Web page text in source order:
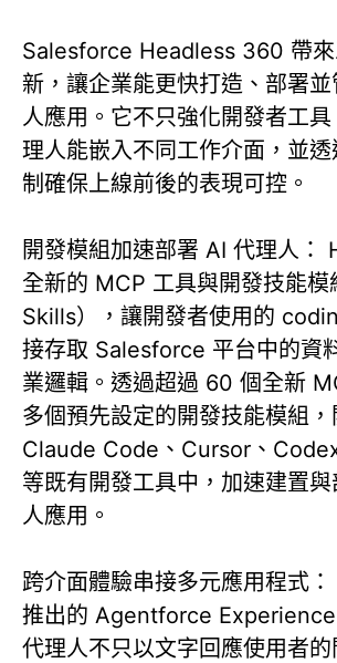
Salesforce Headless 360 帶來
新，讓企業能更快打造、部署
人應用。它不只強化開發者工
理人能嵌入不同工作介面，並
制確保上線前後的表現可控。
開發模組加速部署 AI 代理人：
全新的 MCP 工具與開發技能
Skills），讓開發者使用的
接存取 Salesforce 平台中的資
業邏輯。透過超過 60 個全新
多個預先設定的開發技能模組
Claude Code、Cursor、
等既有開發工具中，加速建置
人應用。
跨介面體驗串接多元應用程式
推出的 Agentforce
代理人不只以文字回應使用者